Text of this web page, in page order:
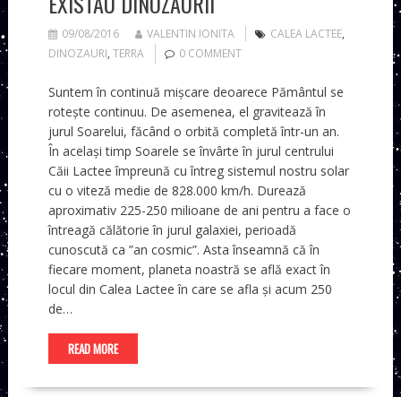
09/08/2016 VALENTIN IONITA CALEA LACTEE,
DINOZAURI, TERRA 0 COMMENT
Suntem în continuă mișcare deoarece Pământul se
rotește continuu. De asemenea, el gravitează în
jurul Soarelui, făcând o orbită completă într-un an.
În același timp Soarele se învârte în jurul centrului
Căii Lactee împreună cu întreg sistemul nostru solar
cu o viteză medie de 828.000 km/h. Durează
aproximativ 225-250 milioane de ani pentru a face o
întreagă călătorie în jurul galaxiei, perioadă
cunoscută ca ”an cosmic”. Asta înseamnă că în
fiecare moment, planeta noastră se află exact în
locul din Calea Lactee în care se afla și acum 250
de…
READ MORE